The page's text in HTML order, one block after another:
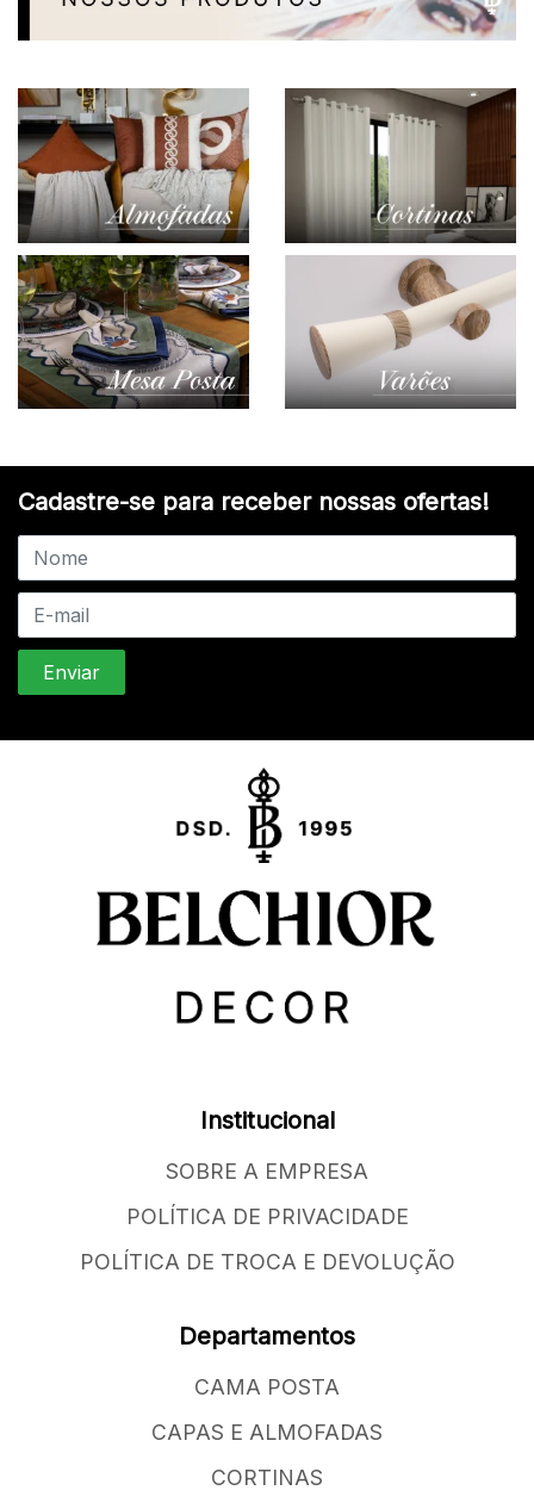
Cadastre-se para receber nossas ofertas!
Institucional
SOBRE A EMPRESA
POLÍTICA DE PRIVACIDADE
POLÍTICA DE TROCA E DEVOLUÇÃO
Departamentos
CAMA POSTA
CAPAS E ALMOFADAS
CORTINAS